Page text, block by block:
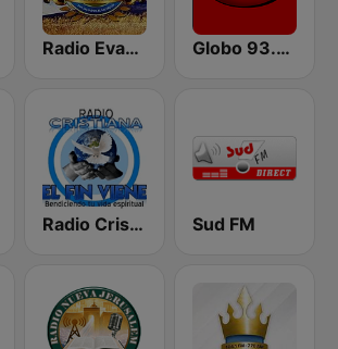
Radio Evangélica Josué Globo 93.3 FM
Radio Cristiana El Fin Viene Sud FM